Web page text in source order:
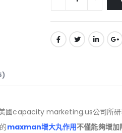
國capacity marketing.us公司所研
maxman增大丸作用不僅能夠增加